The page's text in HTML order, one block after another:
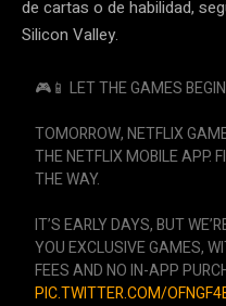
de cartas o de habilidad,
Silicon Valley.
🎮📱 LET THE GAMES
TOMORROW, NETFLIX
THE NETFLIX MOBILE APP.
THE WAY.
IT’S EARLY DAYS, BUT
YOU EXCLUSIVE GAMES,
FEES AND NO IN-APP
PIC.TWITTER.COM/